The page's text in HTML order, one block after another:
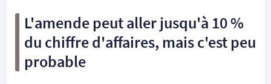
L'amende peut aller jusqu'à 10 %
du chiffre d'affaires, mais c'est peu
probable